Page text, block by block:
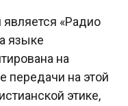
«Радио
языке
на
передачи на этой
этике,